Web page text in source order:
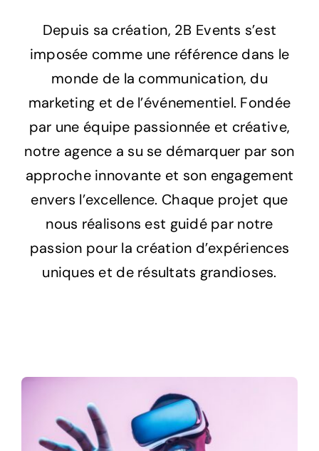
Depuis sa création, 2B Events s’est
imposée comme une référence dans le
monde de la communication, du
marketing et de l’événementiel. Fondée
par une équipe passionnée et créative,
notre agence a su se démarquer par son
approche innovante et son engagement
envers l’excellence. Chaque projet que
nous réalisons est guidé par notre
passion pour la création d’expériences
uniques et de résultats grandioses.